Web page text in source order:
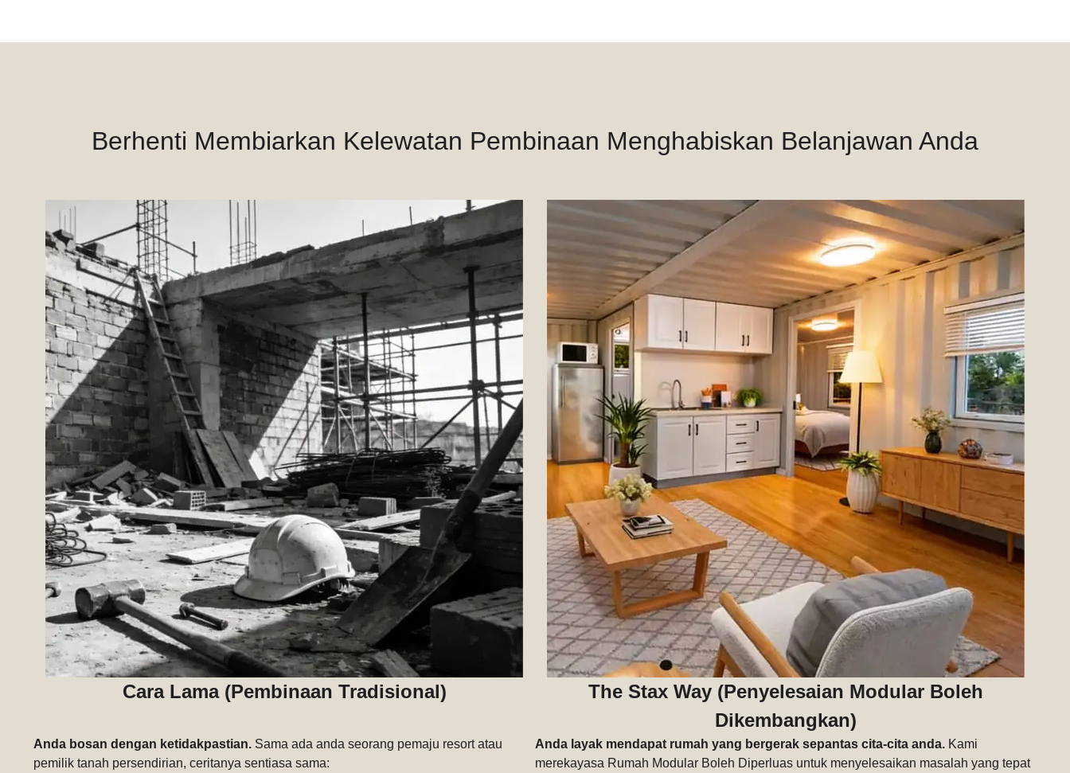
Berhenti Membiarkan Kelewatan Pembinaan Menghabiskan Belanjawan Anda
Cara Lama (Pembinaan Tradisional)
The Stax Way (Penyelesaian Modular Boleh
Dikembangkan)
Anda bosan dengan ketidakpastian. Sama ada anda seorang pemaju resort atau
pemilik tanah persendirian, ceritanya sentiasa sama:
Anda layak mendapat rumah yang bergerak sepantas cita-cita anda. Kami
merekayasa Rumah Modular Boleh Diperluas untuk menyelesaikan masalah yang tepat